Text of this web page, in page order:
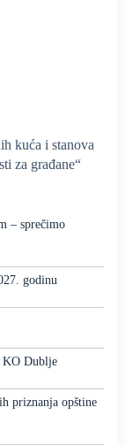
kuća i stanova
za građane“
– sprečimo
godinu
KO Dublje
priznanja opštine